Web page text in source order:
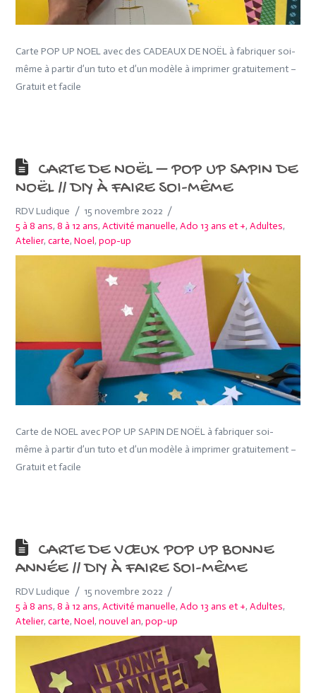
Carte POP UP NOEL avec des CADEAUX DE NOËL à fabriquer soi-
même à partir d’un tuto et d’un modèle à imprimer gratuitement –
Gratuit et facile
CARTE DE NOËL – POP UP SAPIN DE
NOËL // DIY À FAIRE SOI-MÊME
RDV Ludique
15 novembre 2022
5 à 8 ans,8 à 12 ans,Activité manuelle,Ado 13 ans et +,Adultes,
Atelier,carte,Noel,pop-up
Carte de NOEL avec POP UP SAPIN DE NOËL à fabriquer soi-
même à partir d’un tuto et d’un modèle à imprimer gratuitement –
Gratuit et facile
CARTE DE VŒUX POP UP BONNE
ANNÉE // DIY À FAIRE SOI-MÊME
RDV Ludique
15 novembre 2022
5 à 8 ans,8 à 12 ans,Activité manuelle,Ado 13 ans et +,Adultes,
Atelier,carte,Noel,nouvel an,pop-up